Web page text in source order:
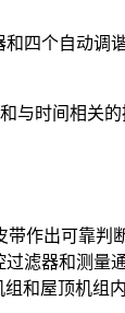
四个自动
时间相关
作出可靠
滤器和测量
和屋顶机